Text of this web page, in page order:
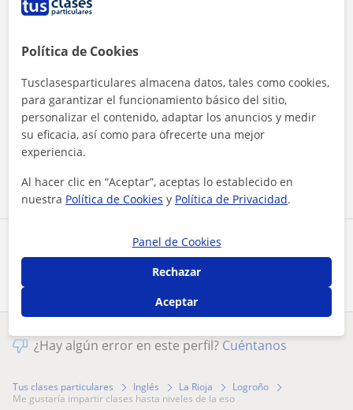
Comparte a este profesor
Al hacer clic, aceptas nuestroaviso legaly deprivacidad
¿Hay algún error en este perfil? Cuéntanos
Tus clases particulares Inglés La Rioja
Logroño
me gustaría impartir clases hasta niveles de la eso
Política de Cookies
Tusclasesparticulares almacena datos, tales como cookies,
para garantizar el funcionamiento básico del sitio,
personalizar el contenido, adaptar los anuncios y medir
su eficacia, así como para ofrecerte una mejor
experiencia.
Al hacer clic en “Aceptar”, aceptas lo establecido en
nuestra Política de Cookies y Política de Privacidad.
Panel de Cookies
Rechazar
Aceptar